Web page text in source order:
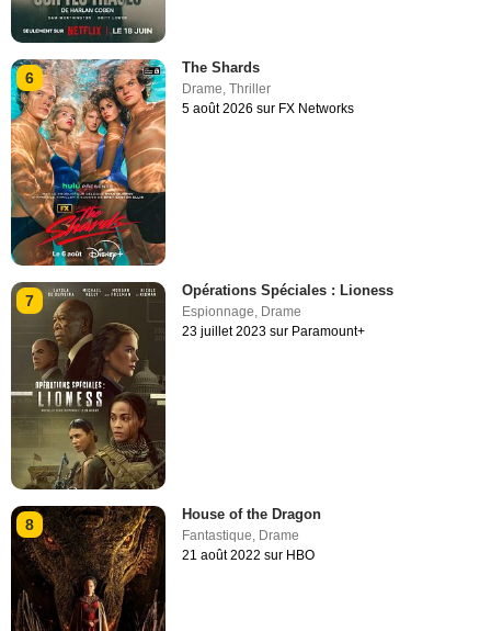
6
The Shards
Drame,Thriller
5 août 2026 sur FX Networks
7
Opérations Spéciales : Lioness
Espionnage, Drame
23 juillet 2023 sur Paramount+
8
House of the Dragon
Fantastique Drame
21 août 2022 sur HBO